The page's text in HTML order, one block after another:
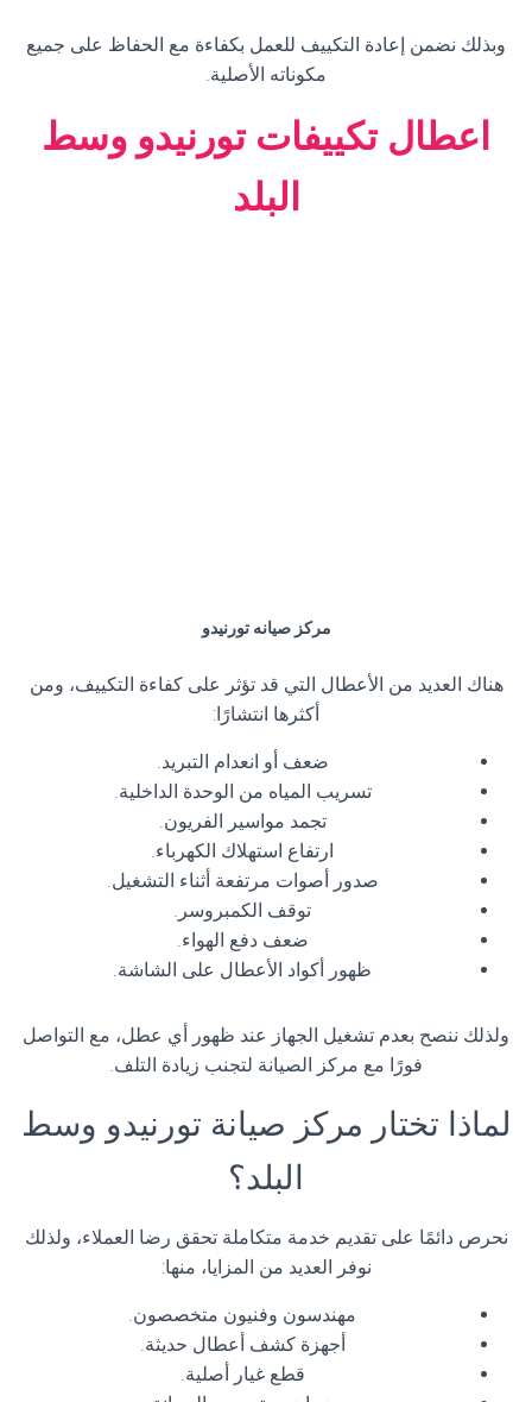
وبذلك نضمن إعادة التكييف للعمل بكفاءة مع الحفاظ على جميع
مكوناته الأصلية.
اعطال تكييفات تورنيدو وسط
البلد
مركز صيانه تورنيدو
هناك العديد من الأعطال التي قد تؤثر على كفاءة التكييف، ومن
أكثرها انتشارًا:
ضعف أو انعدام التبريد.
تسريب المياه من الوحدة الداخلية.
تجمد مواسير الفريون.
ارتفاع استهلاك الكهرباء.
صدور أصوات مرتفعة أثناء التشغيل.
توقف الكمبروسر.
ضعف دفع الهواء.
ظهور أكواد الأعطال على الشاشة.
ولذلك ننصح بعدم تشغيل الجهاز عند ظهور أي عطل، مع التواصل
فورًا مع مركز الصيانة لتجنب زيادة التلف.
لماذا تختار مركز صيانة تورنيدو وسط
البلد؟
نحرص دائمًا على تقديم خدمة متكاملة تحقق رضا العملاء، ولذلك
نوفر العديد من المزايا، منها:
مهندسون وفنيون متخصصون.
أجهزة كشف أعطال حديثة.
قطع غيار أصلية.